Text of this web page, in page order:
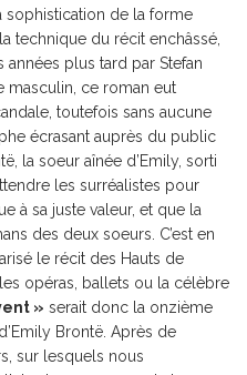
sophistication de la forme
technique du récit enchâssé,
plus tard par Stefan
masculin, ce roman eut
toutefois sans aucune
écrasant auprès du public
la soeur aînée d’Emily, sorti
les surréalistes pour
à sa juste valeur, et que la
des deux soeurs. C’est en
le récit des Hauts de
opéras, ballets ou la célèbre
» serait donc la onzième
Brontë. Après de
sur lesquels nous